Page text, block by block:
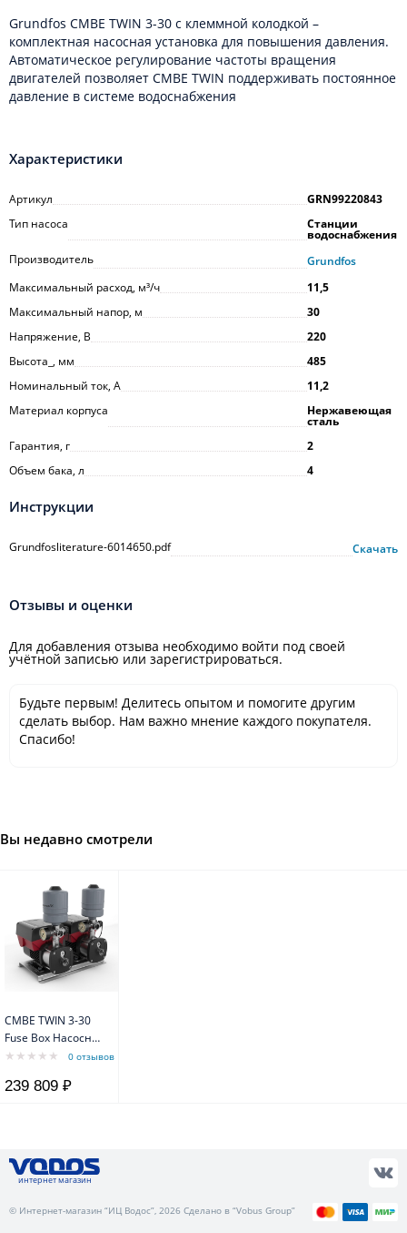
Grundfos CMBE TWIN 3-30 с клеммной колодкой –
комплектная насосная установка для повышения давления.
Автоматическое регулирование частоты вращения
двигателей позволяет CMBE TWIN поддерживать постоянное
давление в системе водоснабжения
Характеристики
Артикул
GRN99220843
Тип насоса
Станции
водоснабжения
Производитель
Grundfos
Максимальный расход, м³/ч
11,5
Максимальный напор, м
30
Напряжение, В
220
Высота_, мм
485
Номинальный ток, А
11,2
Материал корпуса
Нержавеющая
сталь
Гарантия, г
2
Объем бака, л
4
Инструкции
Grundfosliterature-6014650.pdf Скачать
Отзывы и оценки
Для добавления отзыва необходимо войти под своей
учётной записью или зарегистрироваться.
Будьте первым! Делитесь опытом и помогите другим
сделать выбор. Нам важно мнение каждого покупателя.
Спасибо!
Вы недавно смотрели
CMBE TWIN 3-30
Fuse Box Насосная
установка CMBE
через клеммные
0 отзывов
239 809 ₽
интернет магазин
© Интернет-магазин “ИЦ Водос”, 2026 Сделано в “Vobus Group”